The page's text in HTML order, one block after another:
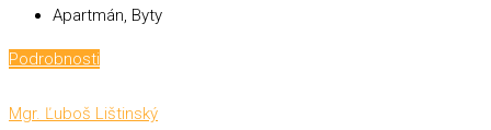
Apartmán, Byty
Podrobnosti
Mgr. Ľuboš Lištinský